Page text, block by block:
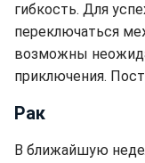
гибкость. Для
переключаться
возможны
приключения.
Рак
В ближайшую